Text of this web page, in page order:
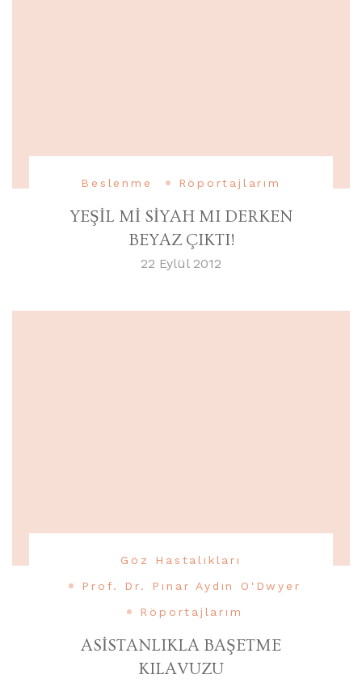
Beslenme Röportajlarım
YEŞİL Mİ SİYAH MI DERKEN
BEYAZ ÇIKTI!
22 Eylül 2012
Göz Hastalıkları
Prof. Dr. Pınar Aydın O'Dwyer
Röportajlarım
ASİSTANLIKLA BAŞETME
KILAVUZU